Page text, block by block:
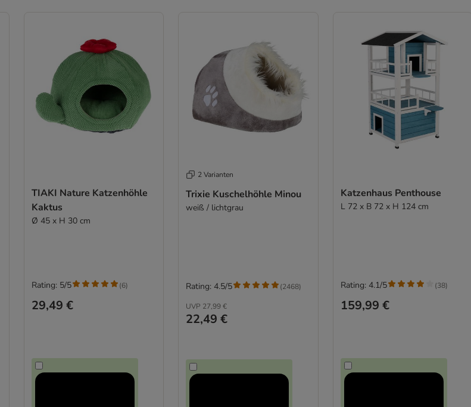
TIAKI Nature Katzenhöhle
Kaktus
Ø 45 x H 30 cm
29,49 €
Rating: 5/5 (6)
2 Varianten
Trixie Kuschelhöhle Minou
weiß / lichtgrau
UVP 27,99 €
22,49 €
Rating: 4.5/5 (2468)
Katzenhaus Penthouse
L 72 x B 72 x H 124 cm
159,99 €
Rating: 4.1/5 (38)